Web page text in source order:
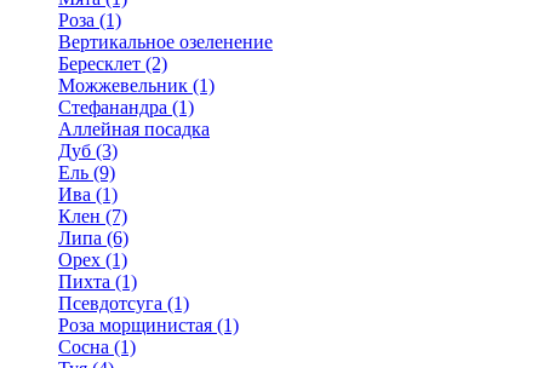
Роза (1)
Вертикальное озеленение
Бересклет (2)
Можжевельник (1)
Стефанандра (1)
Аллейная посадка
Дуб (3)
Ель (9)
Ива (1)
Клен (7)
Липа (6)
Орех (1)
Пихта (1)
Псевдотсуга (1)
Роза морщинистая (1)
Сосна (1)